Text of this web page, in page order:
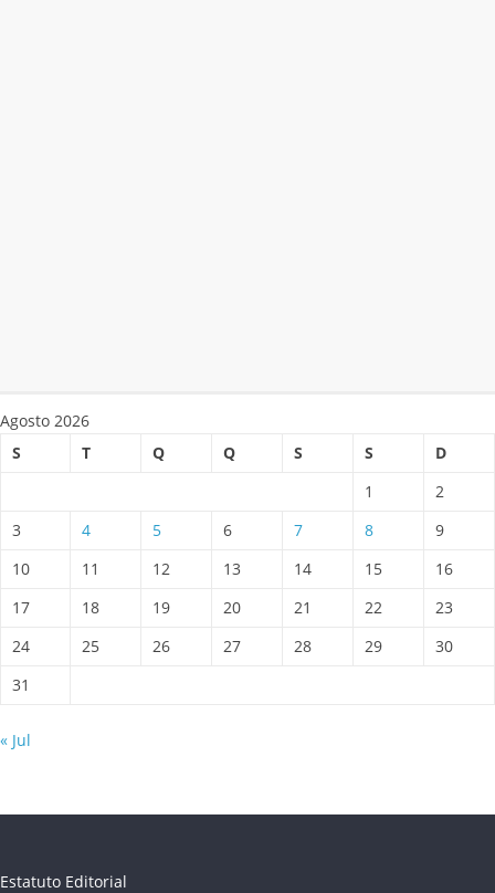
Agosto 2026
S
T Q Q S S
D
1
2
3
4 5 6 7 8
9
10
11 12 13 14 15
16
17
18 19 20 21 22
23
24
25 26 27 28 29
30
31
« Jul
Estatuto Editorial